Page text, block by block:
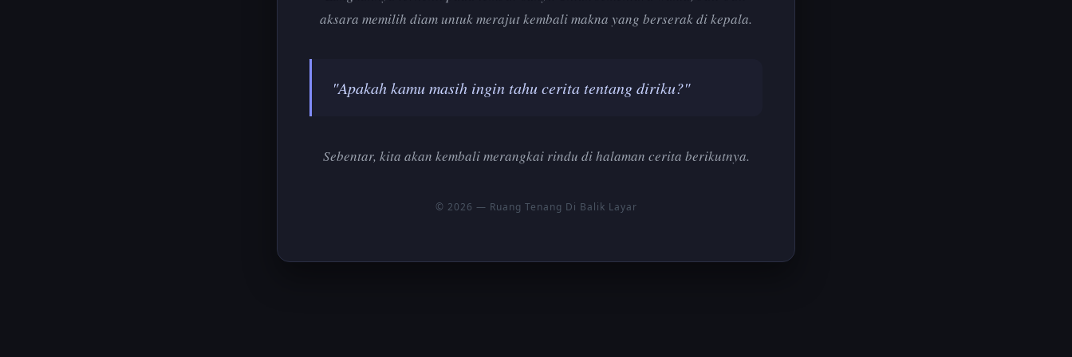
aksara memilih diam untuk merajut kembali makna yang berserak di kepala.
"Apakah kamu masih ingin tahu cerita tentang diriku?"
Sebentar, kita akan kembali merangkai rindu di halaman cerita berikutnya.
© 2026 — Ruang Tenang Di Balik Layar